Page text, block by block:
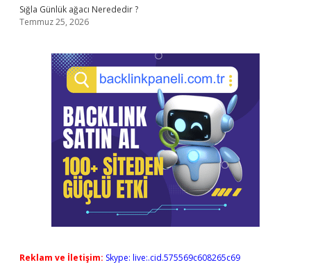
Sığla Günlük ağacı Nerededir ?
Temmuz 25, 2026
Reklam ve İletişim: Skype: live:.cid.575569c608265c69